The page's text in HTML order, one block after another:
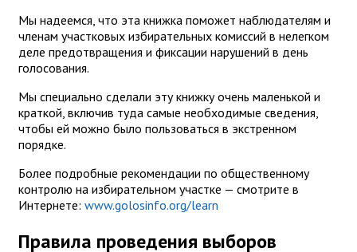
Мы надеемся, что эта книжка поможет наблюдателям и
членам участковых избирательных комиссий в нелегком
деле предотвращения и фиксации нарушений в день
голосования.
Мы специально сделали эту книжку очень маленькой и
краткой, включив туда самые необходимые сведения,
чтобы ей можно было пользоваться в экстренном
порядке.
Более подробные рекомендации по общественному
контролю на избирательном участке — смотрите в
Интернете: www.golosinfo.org/learn
Правила проведения выборов